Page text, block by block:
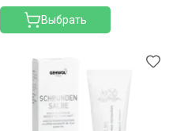
Выбрать